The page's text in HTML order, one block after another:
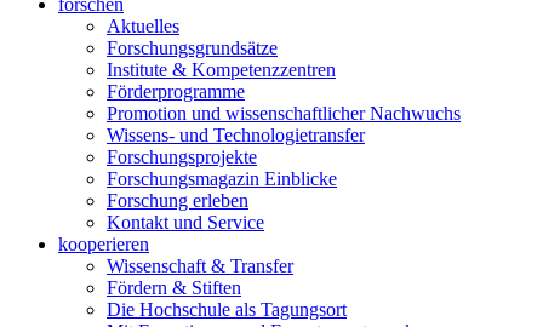
forschen
Aktuelles
Forschungsgrundsätze
Institute & Kompetenzzentren
Förderprogramme
Promotion und wissenschaftlicher Nachwuchs
Wissens- und Technologietransfer
Forschungsprojekte
Forschungsmagazin Einblicke
Forschung erleben
Kontakt und Service
kooperieren
Wissenschaft & Transfer
Fördern & Stiften
Die Hochschule als Tagungsort